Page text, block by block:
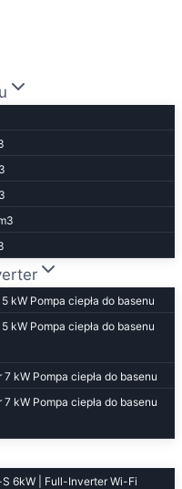
kW Pompa ciepła do basenu
kW Pompa ciepła do basenu
kW Pompa ciepła do basenu
kW Pompa ciepła do basenu
6kW | Full-Inverter Wi-Fi